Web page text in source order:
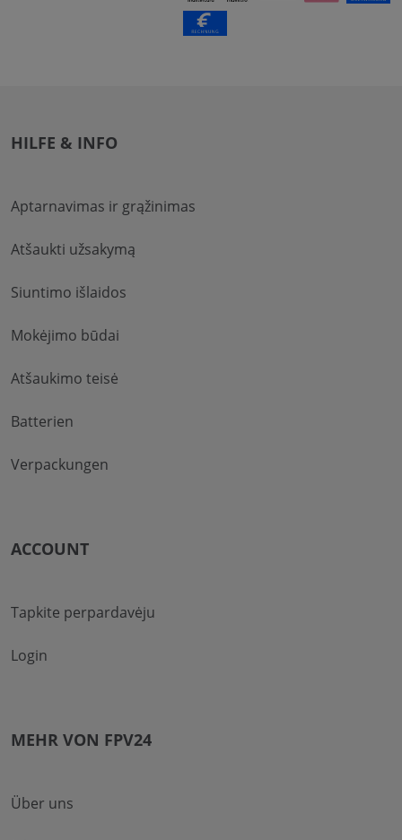
HILFE & INFO
Aptarnavimas ir grąžinimas
Atšaukti užsakymą
Siuntimo išlaidos
Mokėjimo būdai
Atšaukimo teisė
Batterien
Verpackungen
ACCOUNT
Tapkite perpardavėju
Login
MEHR VON FPV24
Über uns